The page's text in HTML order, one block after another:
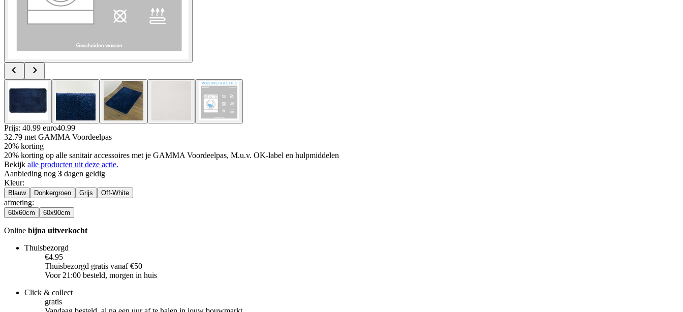
Prijs: 40.99 euro40.99
32.79 met GAMMA Voordeelpas
20% korting
20% korting op alle sanitair accessoires met je GAMMA Voordeelpas, M.u.v. OK-label en hulpmiddelen
Bekijk alle producten uit deze actie.
Aanbieding nog 3 dagen geldig
Kleur:
Blauw Donkergroen Grijs Off-White
afmeting:
60x60cm 60x90cm
Online bijna uitverkocht
Thuisbezorgd
€4.95
Thuisbezorgd gratis vanaf €50
Voor 21:00 besteld, morgen in huis
Click & collect
gratis